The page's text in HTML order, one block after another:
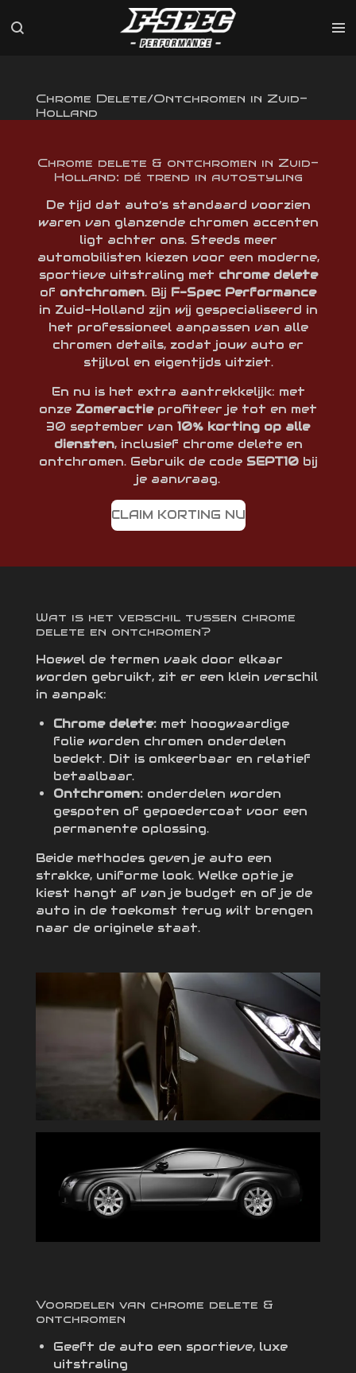
direct
Chrome Delete/Ontchromen in Zuid-
Holland
Chrome delete & ontchromen in Zuid-
Holland: dé trend in autostyling
De tijd dat auto’s standaard voorzien
waren van glanzende chromen accenten
ligt achter ons. Steeds meer
automobilisten kiezen voor een moderne,
sportieve uitstraling met chrome delete
of ontchromen. Bij F-Spec Performance
in Zuid-Holland zijn wij gespecialiseerd in
het professioneel aanpassen van alle
chromen details, zodat jouw auto er
stijlvol en eigentijds uitziet.
En nu is het extra aantrekkelijk: met
onze Zomeractieprofiteer je tot en met
30 september van 10% korting op alle
diensten, inclusief chrome delete en
ontchromen. Gebruik de code SEPT10bij
je aanvraag.
CLAIM KORTING NU
Wat is het verschil tussen chrome
delete en ontchromen?
Hoewel de termen vaak door elkaar
worden gebruikt, zit er een klein verschil
in aanpak:
Chrome delete: met hoogwaardige
folie worden chromen onderdelen
bedekt. Dit is omkeerbaar en relatief
betaalbaar.
Ontchromen: onderdelen worden
gespoten of gepoedercoat voor een
permanente oplossing.
Beide methodes geven je auto een
strakke, uniforme look. Welke optie je
kiest hangt af van je budget en of je de
auto in de toekomst terug wilt brengen
naar de originele staat.
Voordelen van chrome delete &
ontchromen
Geeft de auto een sportieve, luxe
uitstraling